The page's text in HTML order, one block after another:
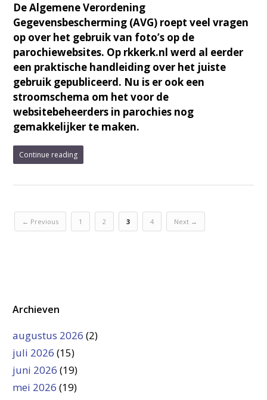
De Algemene Verordening
Gegevensbescherming (AVG) roept veel vragen
op over het gebruik van foto’s op de
parochiewebsites. Op rkkerk.nl werd al eerder
een praktische handleiding over het juiste
gebruik gepubliceerd. Nu is er ook een
stroomschema om het voor de
websitebeheerders in parochies nog
gemakkelijker te maken.
Continue reading
← Previous 1 2 3 4 Next →
Archieven
augustus 2026 (2)
juli 2026 (15)
juni 2026 (19)
mei 2026 (19)